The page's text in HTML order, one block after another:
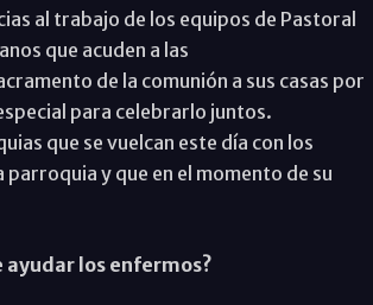
al trabajo de los equipos de Pastoral
que acuden a las
de la comunión a sus casas por
para celebrarlo juntos.
que se vuelcan este día con los
y que en el momento de su
ayudar los enfermos?